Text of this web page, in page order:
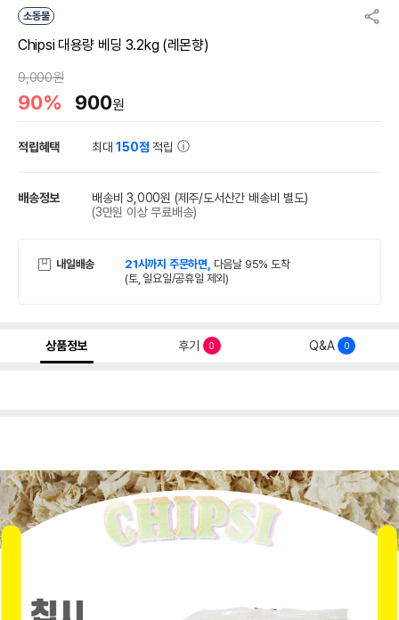
소동물
Chipsi 대용량 베딩 3.2kg (레몬향)
9,000원
90% 900원
적립혜택 최대150점 적립
배송정보 배송비 3,000원 (제주/도서산간 배송비 별도)
(3만원 이상 무료배송)
내일배송 21시까지 주문하면, 다음날 95% 도착
(토, 일요일/공휴일 제외)
상품정보 후기 0 Q&A 0